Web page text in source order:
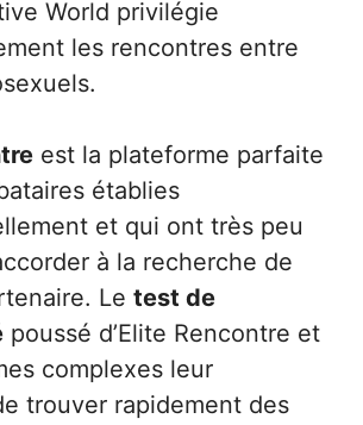
World privilégie
les rencontres entre
est la plateforme parfaite
établies
et qui ont très peu
à la recherche de
Le test de
poussé d’Elite Rencontre et
complexes leur
trouver rapidement des